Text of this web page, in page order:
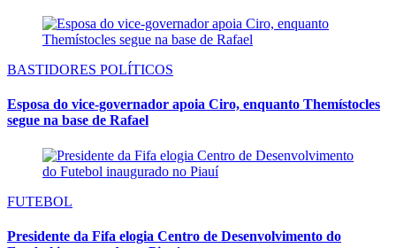
BASTIDORES POLÍTICOS
Esposa do vice-governador apoia Ciro, enquanto Themístocles
segue na base de Rafael
FUTEBOL
Presidente da Fifa elogia Centro de Desenvolvimento do